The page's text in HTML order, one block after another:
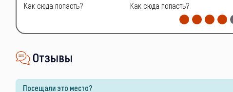
Как сюда попасть? Как сюда попасть?
Отзывы
Посещали это место?